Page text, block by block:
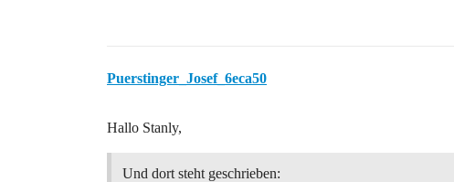
Puerstinger_Josef_6eca50
Hallo Stanly,
Und dort steht geschrieben: